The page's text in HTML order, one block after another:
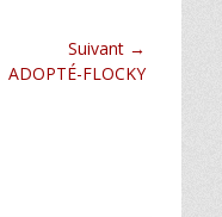
Suivant →
ADOPTÉ-FLOCKY